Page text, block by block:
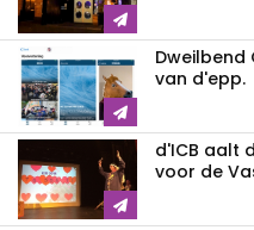
Dweilbend
van d'epp.
d'ICB aalt
voor de